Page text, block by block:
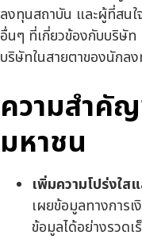
ลงทุนสถาบัน และผู้ที่สนใ
อื่นๆ ที่เกี่ยวข้องกับบริษัท
บริษัทในสายตาของนักล
ความสำคั
มหาชน
เพิ่มความโปร่งใส
เผยข้อมูลทางการ
ข้อมูลได้อย่างรวดเ